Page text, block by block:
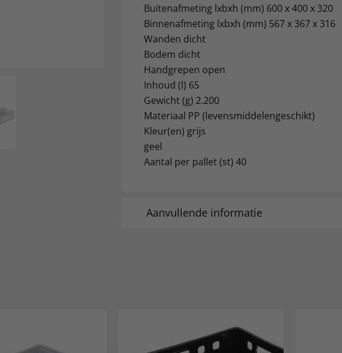
Buitenafmeting lxbxh (mm) 600 x 400 x 320
Binnenafmeting lxbxh (mm) 567 x 367 x 316
Wanden dicht
Bodem dicht
Handgrepen open
Inhoud (l) 65
Gewicht (g) 2.200
Materiaal PP (levensmiddelengeschikt)
Kleur(en) grijs
geel
Aantal per pallet (st) 40
Aanvullende informatie